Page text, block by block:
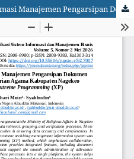
Rancang Bangun Sistem Informasi Manajemen Pengarsipan Dokumen Sertifikasi Guru pada Kementerian Agama Kabupaten Nagekeo Menggunakan Metode Extreme Programming (XP)